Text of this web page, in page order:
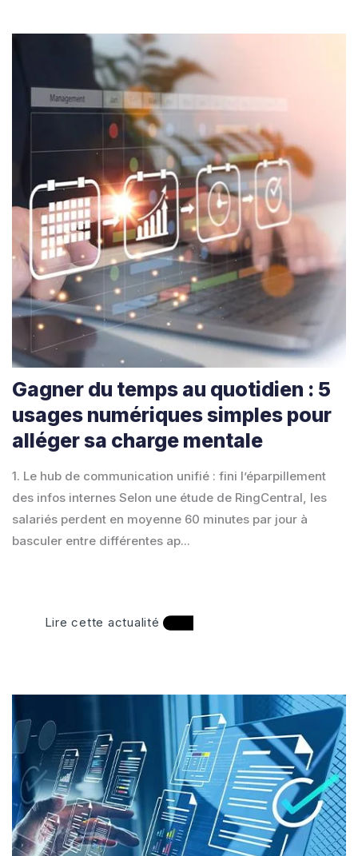
Gagner du temps au quotidien : 5
usages numériques simples pour
alléger sa charge mentale
1. Le hub de communication unifié : fini l’éparpillement
des infos internes Selon une étude de RingCentral, les
salariés perdent en moyenne 60 minutes par jour à
basculer entre différentes ap...
Lire cette actualité